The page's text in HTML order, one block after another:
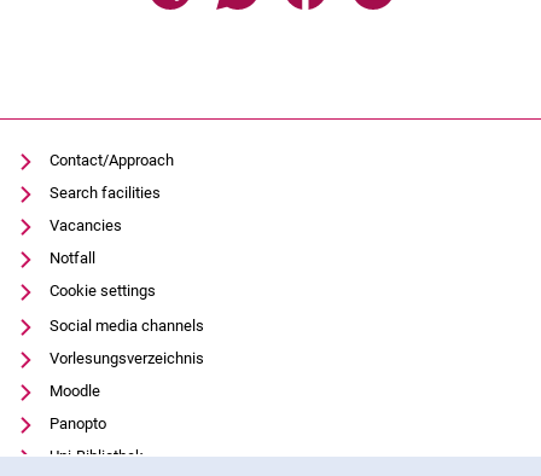
Contact/Approach
Search facilities
Vacancies
Notfall
Cookie settings
Social media channels
Vorlesungsverzeichnis
Moodle
Panopto
Uni-Bibliothek